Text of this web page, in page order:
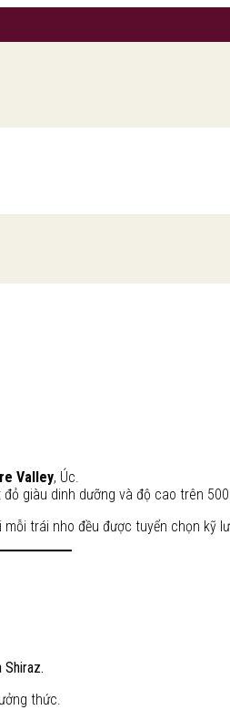
Valley, Úc.
giàu dinh dưỡng và độ cao trên
mỗi trái nho đều được tuyển chọn kỹ
thức.